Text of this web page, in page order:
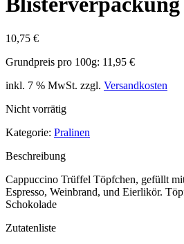
10,75 €
Grundpreis pro 100g: 11,95 €
inkl. 7 % MwSt. zzgl. Versandkosten
Nicht vorrätig
Kategorie: Pralinen
Beschreibung
Cappuccino Trüffel Töpfchen, gefüllt
Espresso, Weinbrand, und Eierlikör.
Schokolade
Zutatenliste